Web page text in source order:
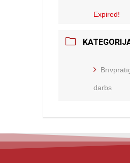
Expired!
darbs